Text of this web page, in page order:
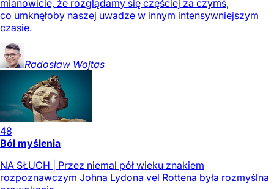
mianowicie, że rozglądamy się częściej za czymś,
co umknęłoby naszej uwadze w innym intensywniejszym
czasie.
Radosław Wojtas
48
Ból myślenia
NA SŁUCH | Przez niemal pół wieku znakiem
rozpoznawczym Johna Lydona vel Rottena była rozmyślna